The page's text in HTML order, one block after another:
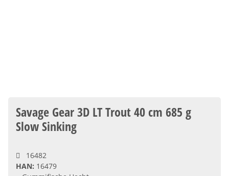
Savage Gear 3D LT Trout 40 cm 685 g
Slow Sinking
16482
HAN: 16479